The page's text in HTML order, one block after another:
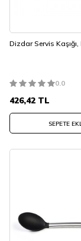
Dizdar Servis Kaşığı,
0.0
426,42 TL
SEPETE